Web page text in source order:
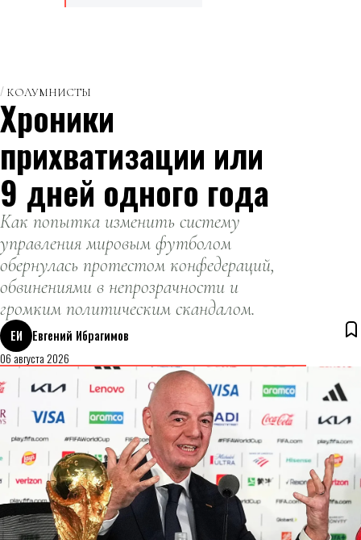
КОЛУМНИСТЫ
Хроники
прихватизации или
9 дней одного года
Как попытка изменить систему
управления мировым футболом
обернулась протестом конфедераций,
обвинениями в непрозрачности и
громким политическим скандалом.
ЕИ
Евгений Ибрагимов
06 августа 2026